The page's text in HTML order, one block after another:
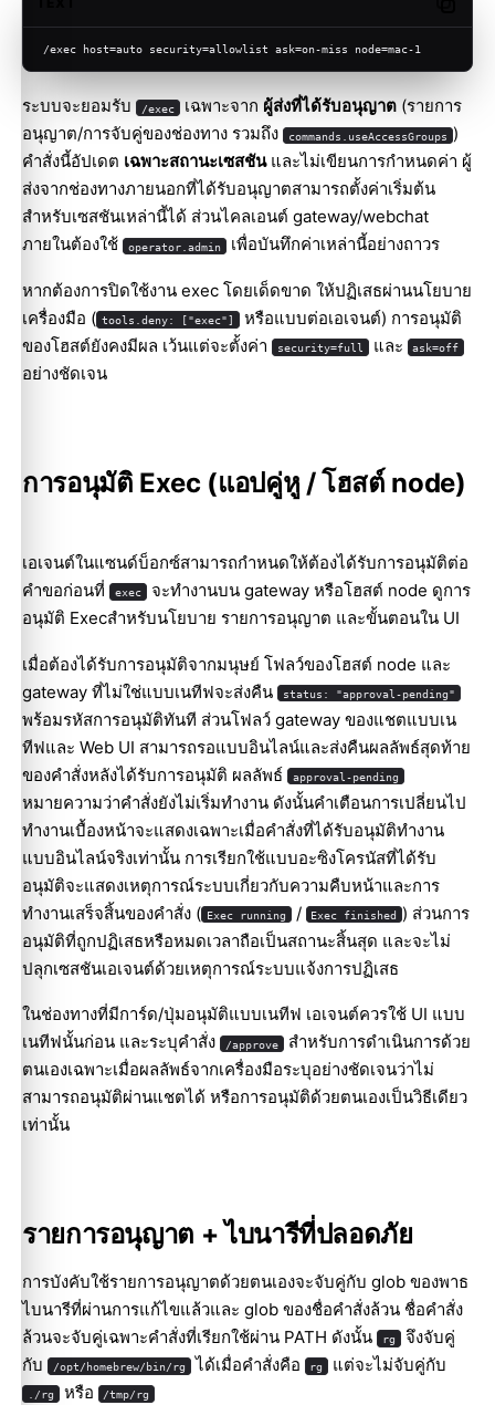
/exec host=auto security=allowlist ask=on-miss node=mac-1
ระบบจะยอมรับ /exec เฉพาะจาก ผู้ส่งที่ได้รับอนุญาต(รายการ
อนุญาต/การจับคู่ของช่องทาง รวมถึง
commands.useAccessGroups )
คำสั่งนี้อัปเดต เฉพาะสถานะเซสชันและไม่เขียนการกำหนดค่า ผู้
ส่งจากช่องทางภายนอกที่ได้รับอนุญาตสามารถตั้งค่าเริ่มต้น
สำหรับเซสชันเหล่านี้ได้ ส่วนไคลเอนต์ gateway/webchat
ภายในต้องใช้
operator.admin เพื่อบันทึกค่าเหล่านี้อย่างถาวร
หากต้องการปิดใช้งาน exec โดยเด็ดขาด ให้ปฏิเสธผ่านนโยบาย
เครื่องมือ ( tools.deny: ["exec"] หรือแบบต่อเอเจนต์) การอนุมัติ
ของโฮสต์ยังคงมีผล เว้นแต่จะตั้งค่า
security=full และ ask=off
อย่างชัดเจน
การอนุมัติ Exec (แอปคู่หู / โฮสต์ node)
เอเจนต์ในแซนด์บ็อกซ์สามารถกำหนดให้ต้องได้รับการอนุมัติต่อ
คำขอก่อนที่
exec จะทำงานบน gateway หรือโฮสต์ node ดูการ
อนุมัติ Execสำหรับนโยบาย รายการอนุญาต และขั้นตอนใน UI
เมื่อต้องได้รับการอนุมัติจากมนุษย์ โฟลว์ของโฮสต์ node และ
gateway ที่ไม่ใช่แบบเนทีฟจะส่งคืน
status: "approval-pending"
พร้อมรหัสการอนุมัติทันที ส่วนโฟลว์ gateway ของแชตแบบเน
ทีฟและ Web UI สามารถรอแบบอินไลน์และส่งคืนผลลัพธ์สุดท้าย
ของคำสั่งหลังได้รับการอนุมัติ ผลลัพธ์
approval-pending
หมายความว่าคำสั่งยังไม่เริ่มทำงาน ดังนั้นคำเตือนการเปลี่ยนไป
ทำงานเบื้องหน้าจะแสดงเฉพาะเมื่อคำสั่งที่ได้รับอนุมัติทำงาน
แบบอินไลน์จริงเท่านั้น การเรียกใช้แบบอะซิงโครนัสที่ได้รับ
อนุมัติจะแสดงเหตุการณ์ระบบเกี่ยวกับความคืบหน้าและการ
ทำงานเสร็จสิ้นของคำสั่ง ( Exec running / Exec finished ) ส่วนการ
อนุมัติที่ถูกปฏิเสธหรือหมดเวลาถือเป็นสถานะสิ้นสุด และจะไม่
ปลุกเซสชันเอเจนต์ด้วยเหตุการณ์ระบบแจ้งการปฏิเสธ
ในช่องทางที่มีการ์ด/ปุ่มอนุมัติแบบเนทีฟ เอเจนต์ควรใช้ UI แบบ
เนทีฟนั้นก่อน และระบุคำสั่ง
/approve สำหรับการดำเนินการด้วย
ตนเองเฉพาะเมื่อผลลัพธ์จากเครื่องมือระบุอย่างชัดเจนว่าไม่
สามารถอนุมัติผ่านแชตได้ หรือการอนุมัติด้วยตนเองเป็นวิธีเดียว
เท่านั้น
รายการอนุญาต + ไบนารีที่ปลอดภัย
การบังคับใช้รายการอนุญาตด้วยตนเองจะจับคู่กับ glob ของพาธ
ไบนารีที่ผ่านการแก้ไขแล้วและ glob ของชื่อคำสั่งล้วน ชื่อคำสั่ง
ล้วนจะจับคู่เฉพาะคำสั่งที่เรียกใช้ผ่าน PATH ดังนั้น
rg จึงจับคู่
กับ
/opt/homebrew/bin/rg ได้เมื่อคำสั่งคือ rg แต่จะไม่จับคู่กับ
./rg หรือ /tmp/rg